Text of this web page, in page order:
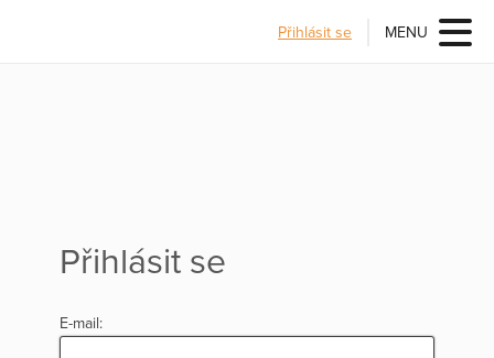
Přihlásit se MENU
Přihlásit se
E-mail: